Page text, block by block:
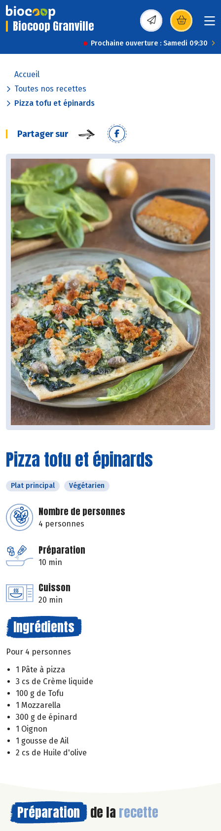
Biocoop Granville (s’ouvre dans une
Prochaine ouverture : Samedi 09:30
Accueil
Toutes nos recettes
Pizza tofu et épinards
Partager sur
Pizza tofu et épinards
Plat principal Végétarien
Nombre de personnes
4 personnes
Préparation
10 min
Cuisson
20 min
Ingrédients
Pour 4 personnes
1 Pâte à pizza
3 cs de Crème liquide
100 g de Tofu
1 Mozzarella
300 g de épinard
1 Oignon
1 gousse de Ail
2 cs de Huile d'olive
Préparation de la recette